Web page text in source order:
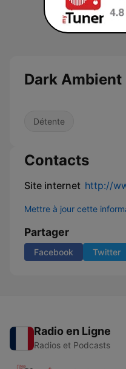
Dark Ambient
Détente
Contacts
Site internet http://
Mettre à jour cette
Partager
Facebook Twitter
Radio en Ligne
Radios et Podcasts